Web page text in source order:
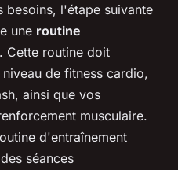
besoins, l'étape suivante
une routine
Cette routine doit
de fitness cardio,
ainsi que vos
musculaire.
d'entraînement
séances